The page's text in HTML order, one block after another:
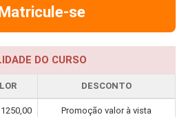
se
DO CURSO
DESCONTO
1250,00 Promoção valor à vista